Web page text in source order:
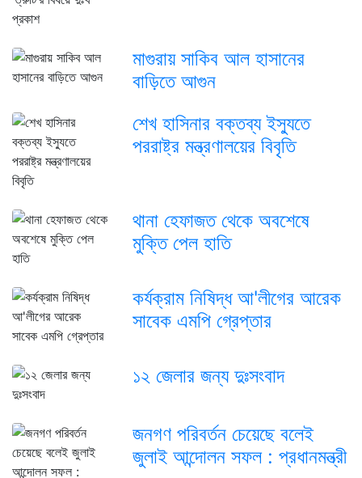
মাগুরায় সাকিব আল হাসানের
বাড়িতে আগুন
শেখ হাসিনার বক্তব্য ইস্যুতে
পররাষ্ট্র মন্ত্রণালয়ের বিবৃতি
থানা হেফাজত থেকে অবশেষে
মুক্তি পেল হাতি
কর্যক্রাম নিষিদ্ধ আ'লীগের আরেক
সাবেক এমপি গ্রেপ্তার
১২ জেলার জন্য দুঃসংবাদ
জনগণ পরিবর্তন চেয়েছে বলেই
জুলাই আন্দোলন সফল : প্রধানমন্ত্রী